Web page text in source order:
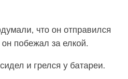
что он отправился
побежал за елкой.
и грелся у батареи.